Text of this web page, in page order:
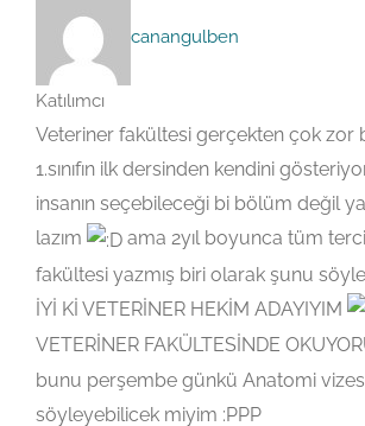
canangulben
Katılımcı
Veteriner fakültesi gerçekten çok zor
1.sınıfın ilk dersinden kendini
insanın seçebileceği bi bölüm değil
lazım
ama 2yıl boyunca tüm
fakültesi yazmış biri olarak şunu
İYİ Kİ VETERİNER HEKİM ADAYIYIM
VETERİNER FAKÜLTESİNDE
bunu perşembe günkü Anatomi
söyleyebilicek miyim :PPP